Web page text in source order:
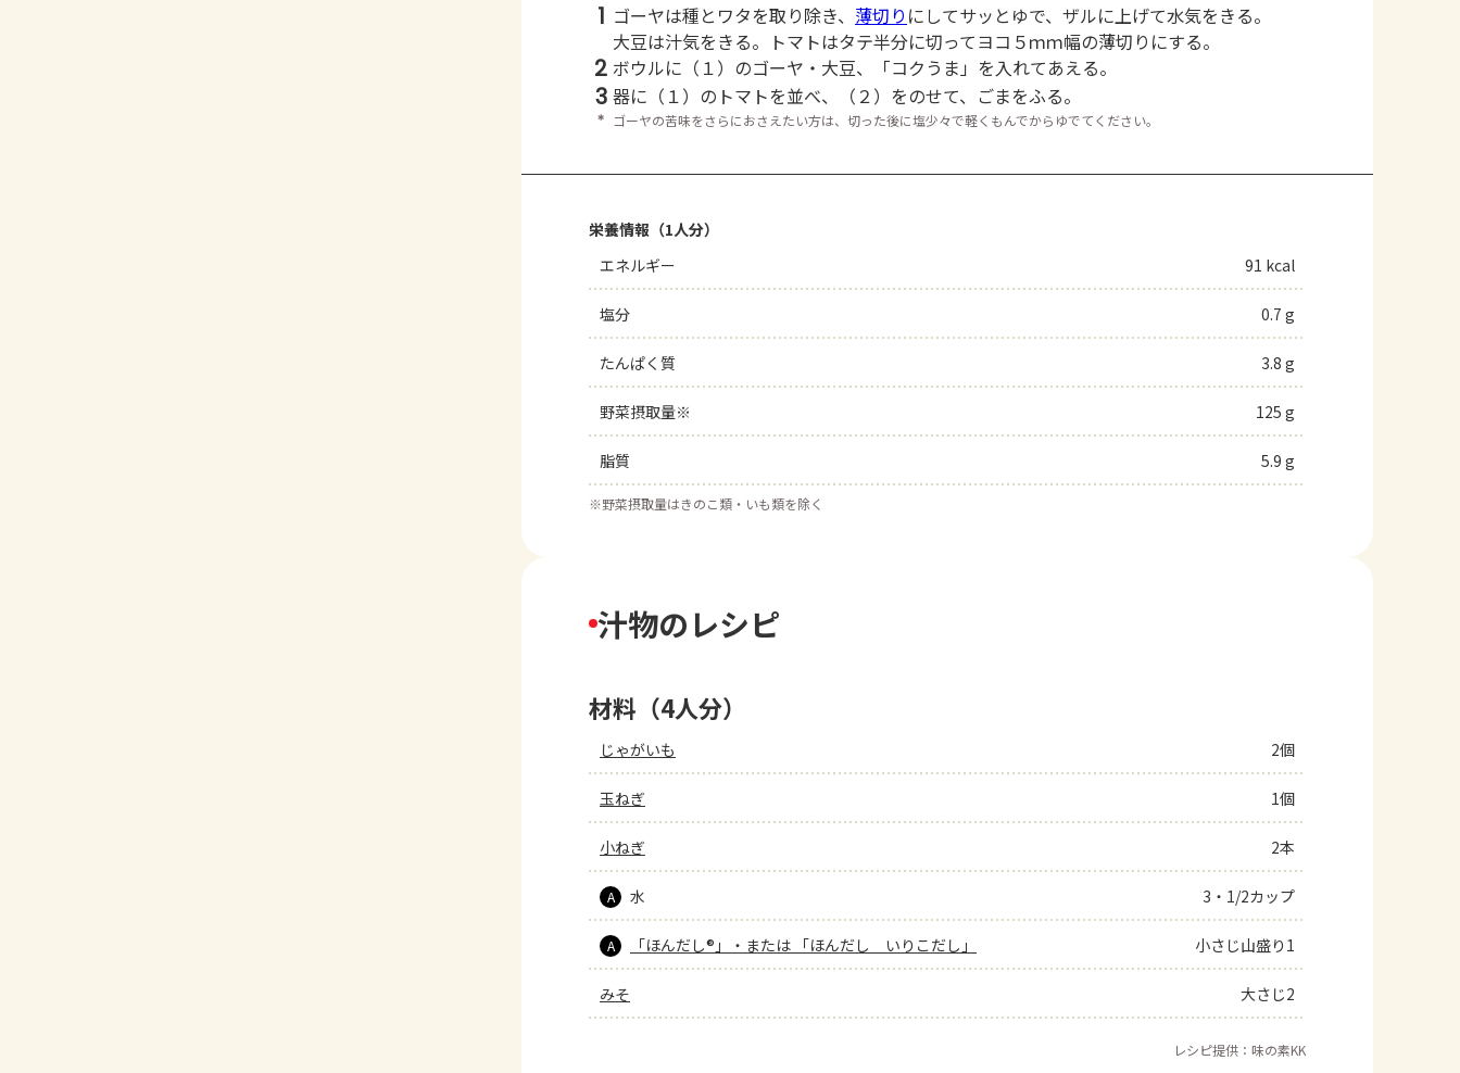
1 ゴーヤは種とワタを取り除き、 薄切り にしてサッとゆで、ザルに上げて水気をきる。
大豆は汁気をきる。トマトはタテ半分に切ってヨコ５ｍｍ幅の薄切りにする。
2 ボウルに（１）のゴーヤ・大豆、「コクうま」を入れてあえる。
3 器に（１）のトマトを並べ、（２）をのせて、ごまをふる。
＊ ゴーヤの苦味をさらにおさえたい方は、切った後に塩少々で軽くもんでからゆでてください。
栄養情報（1人分）
エネルギー
91 kcal
塩分 0.7 g
たんぱく質 3.8 g
野菜摂取量※ 125 g
脂質 5.9 g
※野菜摂取量はきのこ類・いも類を除く
汁物のレシピ
材料（4人分）
じゃがいも 2個
玉ねぎ 1個
小ねぎ 2本
A 水 3・1/2カップ
A 「ほんだし®」・または 「ほんだし　いりこだし」 小さじ山盛り1
みそ 大さじ2
レシピ提供：味の素KK